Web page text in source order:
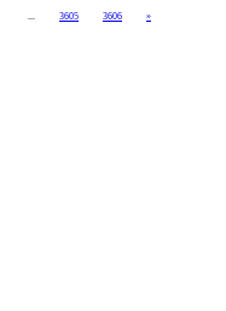
... 3605 3606 »